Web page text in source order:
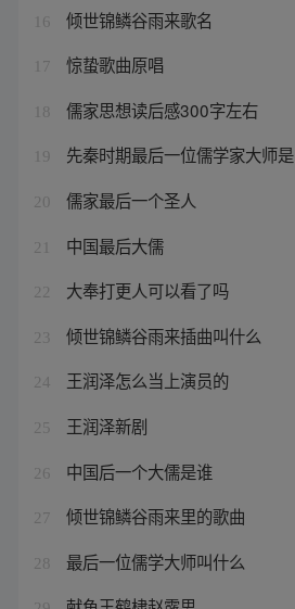
16 倾世锦鳞谷雨来歌名
17 惊蛰歌曲原唱
18 儒家思想读后感300字左右
19 先秦时期最后一位儒学家大师是
20 儒家最后一个圣人
21 中国最后大儒
22 大奉打更人可以看了吗
23 倾世锦鳞谷雨来插曲叫什么
24 王润泽怎么当上演员的
25 王润泽新剧
26 中国后一个大儒是谁
27 倾世锦鳞谷雨来里的歌曲
28 最后一位儒学大师叫什么